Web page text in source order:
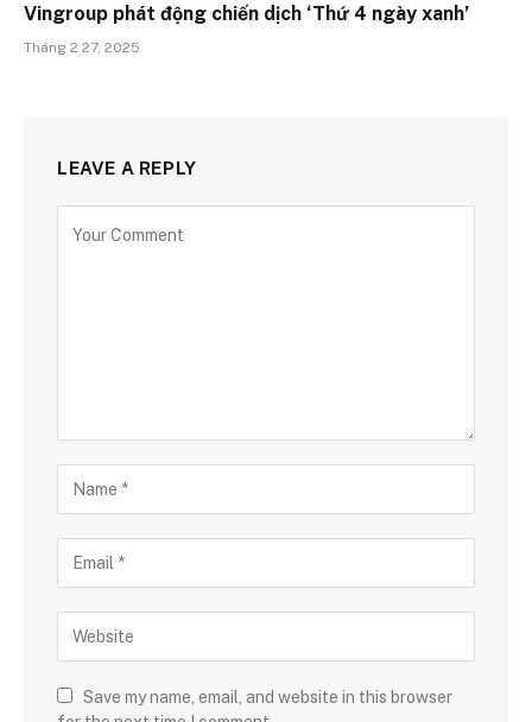
Vingroup phát động chiến dịch ‘Thứ 4 ngày xanh’
Tháng 2 27, 2025
LEAVE A REPLY
Save my name, email, and website in this browser